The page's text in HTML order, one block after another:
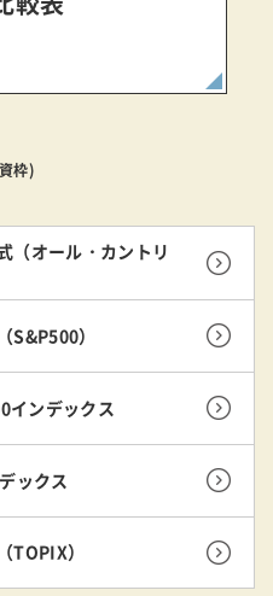
枠)
（オール・カントリ
）
インデックス
ックス
TOPIX）